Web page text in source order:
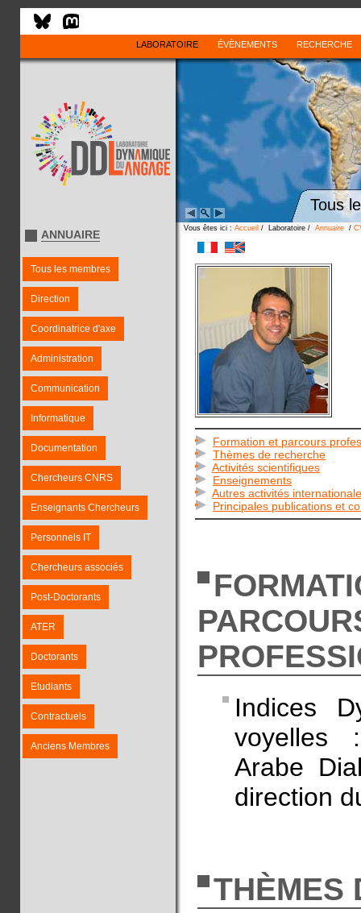
LABORATOIRE ÉVÈNEMENTS RECHERCHE
Tous
ANNUAIRE
Tous les membres
Direction
Coordinatrice d'axe
Administration
Communication
Informatique
Documentation
Chercheurs CNRS
Enseignants Chercheurs
Personnels IT
Chercheurs associés
Post-Doctorants
ATER
Doctorants
Etudiants
Contractuels
Anciens Membres
Vous êtes ici : Accueil / Laboratoire / Annuaire /
Formation et parcours
Thèmes de recherche
Activités scientifiques
Enseignements
Autres activités
Principales publications et
Indices
voyelles
Arabe
direction
THÈMES